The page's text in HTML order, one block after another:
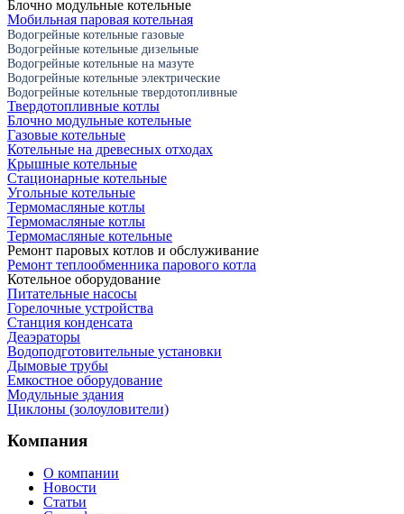
Блочно модульные котельные
Мобильная паровая котельная
Водогрейные котельные газовые
Водогрейные котельные дизельные
Водогрейные котельные на мазуте
Водогрейные котельные электрические
Водогрейные котельные твердотопливные
Твердотопливные котлы
Блочно модульные котельные
Газовые котельные
Котельные на древесных отходах
Крышные котельные
Стационарные котельные
Угольные котельные
Термомасляные котлы
Термомасляные котлы
Термомасляные котельные
Ремонт паровых котлов и обслуживание
Ремонт теплообменника парового котла
Котельное оборудование
Питательные насосы
Горелочные устройства
Станция конденсата
Деаэраторы
Водоподготовительные установки
Дымовые трубы
Емкостное оборудование
Mодульные здания
Циклоны (золоуловители)
Компания
О компании
Новости
Статьи